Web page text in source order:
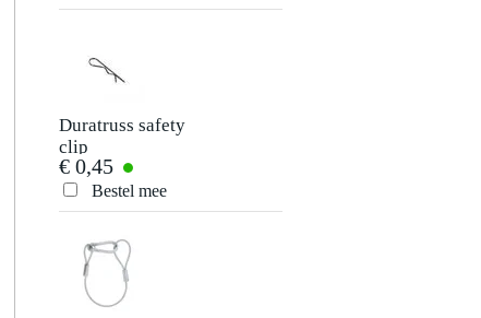
Verstuur
Duratruss safety
clip
€ 0,45
Bestel mee